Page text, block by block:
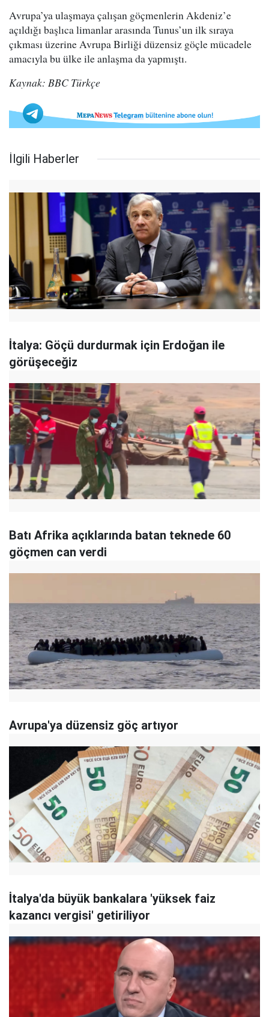
Avrupa’ya ulaşmaya çalışan göçmenlerin Akdeniz’e
açıldığı başlıca limanlar arasında Tunus’un ilk sıraya
çıkması üzerine Avrupa Birliği düzensiz göçle mücadele
amacıyla bu ülke ile anlaşma da yapmıştı.
Kaynak: BBC Türkçe
İlgili Haberler
İtalya: Göçü durdurmak için Erdoğan ile
görüşeceğiz
Batı Afrika açıklarında batan teknede 60
göçmen can verdi
Avrupa'ya düzensiz göç artıyor
İtalya'da büyük bankalara 'yüksek faiz
kazancı vergisi' getiriliyor